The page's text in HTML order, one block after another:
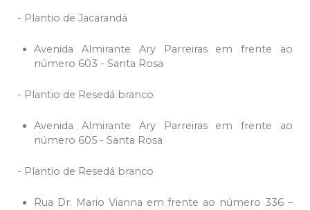
- Plantio de Jacarandá
Avenida Almirante Ary Parreiras em frente ao
número 603 - Santa Rosa
- Plantio de Resedá branco
Avenida Almirante Ary Parreiras em frente ao
número 605 - Santa Rosa
- Plantio de Resedá branco
Rua Dr. Mario Vianna em frente ao número 336 –